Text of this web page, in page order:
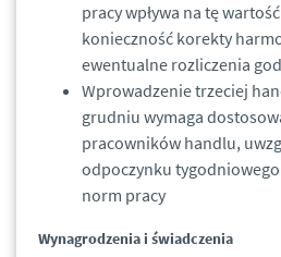
pracy wpływa na tę
konieczność korekty
ewentualne rozliczenia
Wprowadzenie trzeciej
grudniu wymaga
pracowników handlu,
odpoczynku
norm pracy
Wynagrodzenia i świadczenia